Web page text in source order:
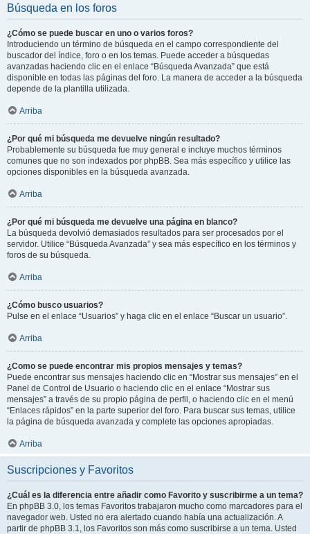
Búsqueda en los foros
¿Cómo se puede buscar en uno o varios foros?
Introduciendo un término de búsqueda en el campo correspondiente del
buscador del índice, foro o en los temas. Puede acceder a búsquedas
avanzadas haciendo clic en el enlace “Búsqueda Avanzada” que está
disponible en todas las páginas del foro. La manera de acceder a la búsqueda
depende de la plantilla utilizada.
Arriba
¿Por qué mi búsqueda me devuelve ningún resultado?
Probablemente su búsqueda fue muy general e incluye muchos términos
comunes que no son indexados por phpBB. Sea más específico y utilice las
opciones disponibles en la búsqueda avanzada.
Arriba
¿Por qué mi búsqueda me devuelve una página en blanco?
La búsqueda devolvió demasiados resultados para ser procesados por el
servidor. Utilice “Búsqueda Avanzada” y sea más específico en los términos y
foros de su búsqueda.
Arriba
¿Cómo busco usuarios?
Pulse en el enlace “Usuarios” y haga clic en el enlace “Buscar un usuario”.
Arriba
¿Como se puede encontrar mis propios mensajes y temas?
Puede encontrar sus mensajes haciendo clic en “Mostrar sus mensajes” en el
Panel de Control de Usuario o haciendo clic en el enlace “Mostrar sus
mensajes” a través de su propio página de perfil, o haciendo clic en el menú
“Enlaces rápidos” en la parte superior del foro. Para buscar sus temas, utilice
la página de búsqueda avanzada y complete las opciones apropiadas.
Arriba
Suscripciones y Favoritos
¿Cuál es la diferencia entre añadir como Favorito y suscribirme a un tema?
En phpBB 3.0, los temas Favoritos trabajaron mucho como marcadores para el
navegador web. Usted no era alertado cuando había una actualización. A
partir de phpBB 3.1, los Favoritos son más como suscribirse a un tema. Usted